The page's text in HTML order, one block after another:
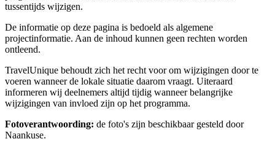
tussentijds wijzigen.
De informatie op deze pagina is bedoeld als algemene
projectinformatie. Aan de inhoud kunnen geen rechten worden
ontleend.
TravelUnique behoudt zich het recht voor om wijzigingen door te
voeren wanneer de lokale situatie daarom vraagt. Uiteraard
informeren wij deelnemers altijd tijdig wanneer belangrijke
wijzigingen van invloed zijn op het programma.
Fotoverantwoording: de foto's zijn beschikbaar gesteld door
Naankuse.